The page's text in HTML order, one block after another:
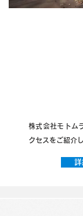
株式会社モトム
クセスをご紹介
詳